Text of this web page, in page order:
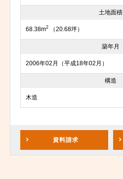
土地面積
68.38m2 （20.68坪）
築年月
2006年02月（平成18年02月）
構造
木造
資料請求